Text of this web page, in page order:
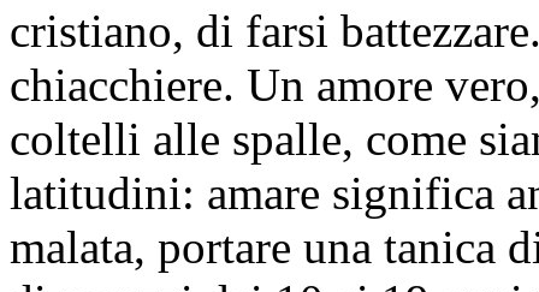
cristiano, di farsi
chiacchiere. Un amore
coltelli alle spalle, come
latitudini: amare significa
malata, portare una tanica